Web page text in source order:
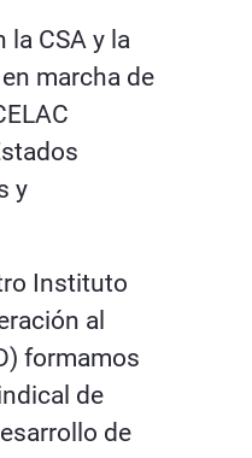
la CSA y la
marcha de
y
Instituto
al
formamos
de
de